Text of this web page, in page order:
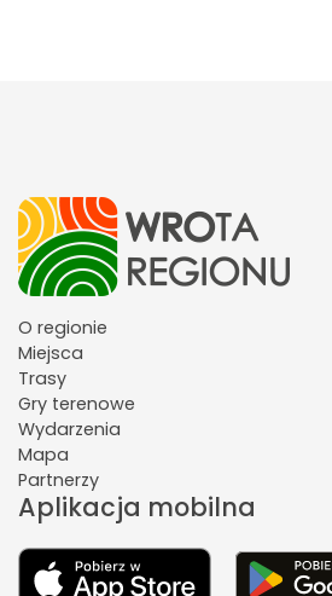
O regionie
Miejsca
Trasy
Gry terenowe
Wydarzenia
Mapa
Partnerzy
Aplikacja mobilna